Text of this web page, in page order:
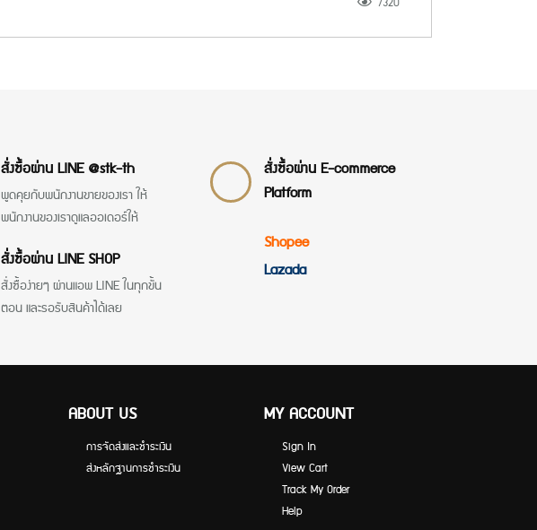
สั่งซื้อผ่าน LINE @stk-th
พูดคุยกับพนักงานขายของเรา ให้
พนักงานของเราดูแลออเดอร์ให้
สั่งซื้อผ่าน LINE SHOP
สั่งซื้อง่ายๆ ผ่านแอพ LINE ในทุกขั้น
ตอน และรอรับสินค้าได้เลย
สั่งซื้อผ่าน E-commerce
Platform
Shopee
Lazada
ABOUT US
การจัดส่งและชำระเงิน
ส่งหลักฐานการชำระเงิน
MY ACCOUNT
Sign In
View Cart
Track My Order
Help